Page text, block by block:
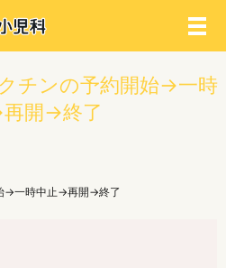
メ
チンの予約開始→一時
開→終了
→一時中止→再開→終了